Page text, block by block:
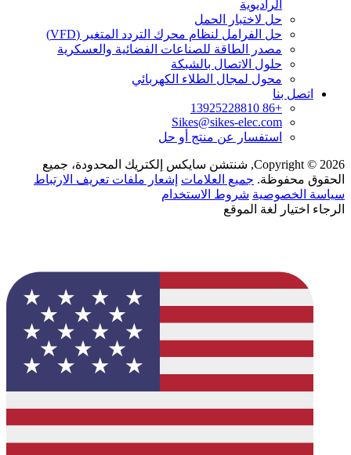
الراديوية
حل لاختبار الحمل
حل الفرامل لنظام محرك التردد المتغير (VFD)
مصدر الطاقة للصناعات الفضائية والعسكرية
حلول الاتصال بالشبكة
محول لمجال الطلاء الكهربائي
اتصل بنا
+86 13925228810
Sikes@sikes-elec.com
استفسار عن منتج أو حل
Copyright © 2026, شنتشن سايكس إلكتريك المحدودة، جميع
الحقوق محفوظة. جميع العلامات إشعار ملفات تعريف الارتباط
سياسة الخصوصية شروط الاستخدام
الرجاء اختيار لغة الموقع